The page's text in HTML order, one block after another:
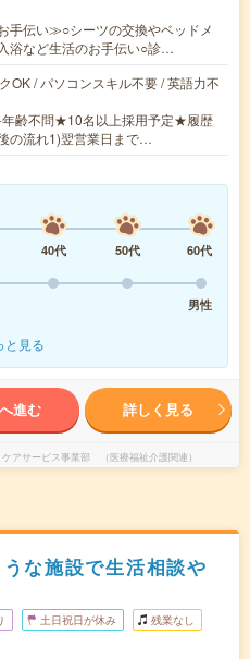
手伝い≫○シーツの交換やベッドメ
浴など生活のお手伝い○診…
OK / パソコンスキル不要 / 英語力不
齢不問★10名以上採用予定★履歴
の流れ1)翌営業日まで…
40代 50代
60代
男性
と見る
進む 詳しく見る
アサービス事業部 （医療福祉介護関連）
な施設で生活相談や
土日祝日が休み 残業なし